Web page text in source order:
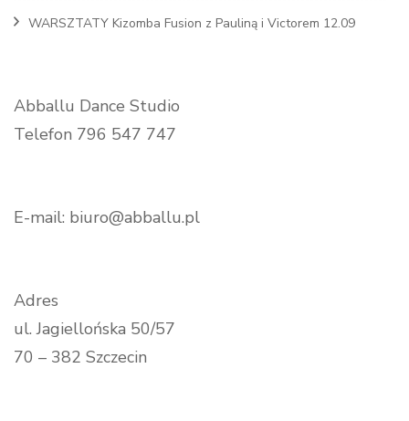
WARSZTATY Kizomba Fusion z Pauliną i Victorem 12.09
Abballu Dance Studio
Telefon 796 547 747
E-mail: biuro@abballu.pl
Adres
ul. Jagiellońska 50/57
70 – 382 Szczecin